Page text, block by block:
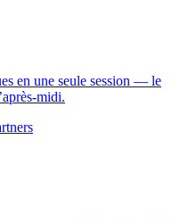
en une seule session — le
midi.